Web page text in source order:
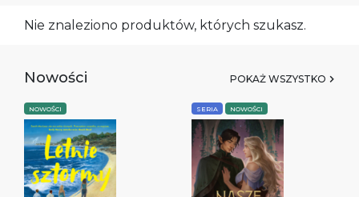
Nie znaleziono produktów, których szukasz.
Nowości POKAŻ WSZYSTKO
NOWOŚCI SERIA NOWOŚCI